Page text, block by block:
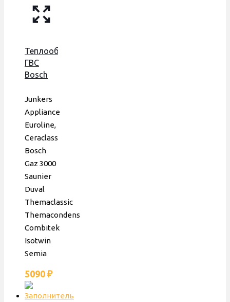
Теплообменник
ГВС
Bosch
Saunier
Duval
Isofast,
172 мм,
20 пл.,
Junkers
Appliance
Euroline,
Ceraclass
Bosch
Gaz 3000
Saunier
Duval
Themaclassic
Themacondens
Combitek
Isotwin
Semia
5090 ₽